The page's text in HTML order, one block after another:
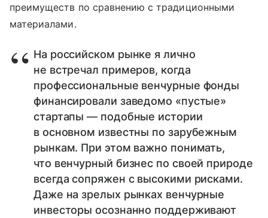
преимуществ по сравнению с традиционными
материалами.
На российском рынке я лично
не встречал примеров, когда
профессиональные венчурные фонды
финансировали заведомо «пустые»
стартапы — подобные истории
в основном известны по зарубежным
рынкам. При этом важно понимать,
что венчурный бизнес по своей природе
всегда сопряжен с высокими рисками.
Даже на зрелых рынках венчурные
инвесторы осознанно поддерживают